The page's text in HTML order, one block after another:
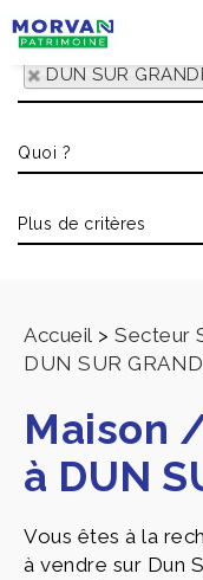
DUN SUR
Accueil > Secteur
DUN SUR
Maison
à DUN
Vous êtes à la
à vendre sur Dun